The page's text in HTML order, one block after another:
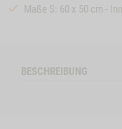
Maße S: 60 x 50 cm -
BESCHREIBUNG